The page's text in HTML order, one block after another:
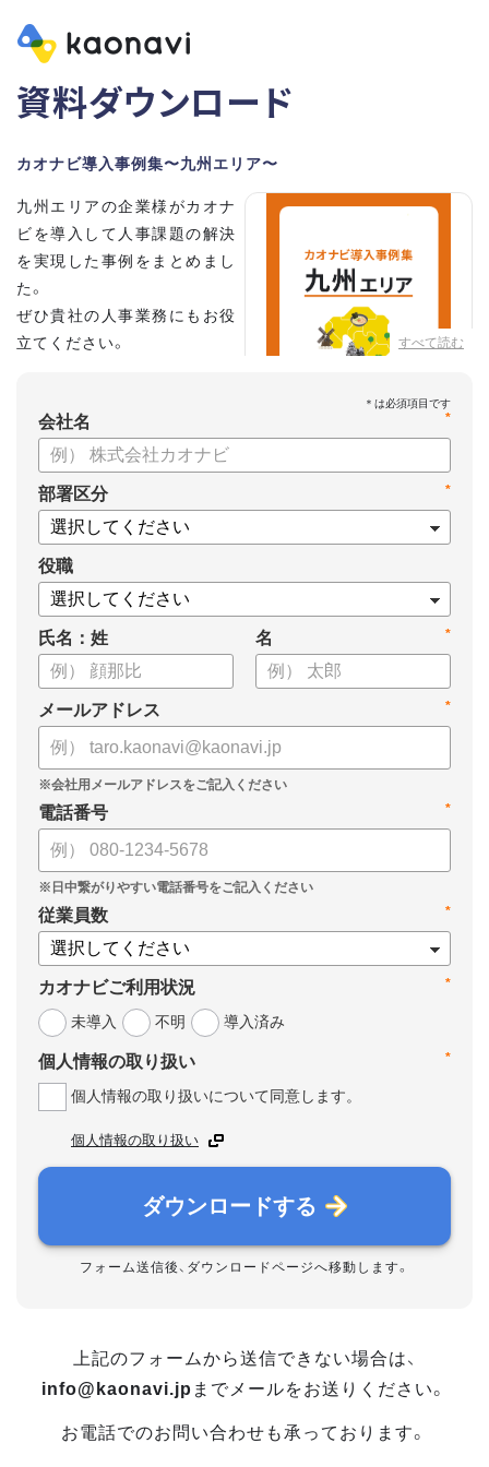
資料ダウンロード
カオナビ導入事例集〜九州エリア〜
すべて読む
九州エリアの企業様がカオナ
ビを導入して人事課題の解決
を実現した事例をまとめまし
た。
ぜひ貴社の人事業務にもお役
立てください。
*
会社名
*
部署区分
役職
氏名：姓 *
名
*
メールアドレス
*
電話番号
*
従業員数
*
カオナビご利用状況
未導入
不明 導入済み
*
個人情報の取り扱い
個人情報の取り扱いについて同意します。
個人情報の取り扱い
ダウンロードする
フォーム送信後、ダウンロードページへ移動します。
上記のフォームから送信できない場合は、
info@kaonavi.jp までメールをお送りください。
お電話でのお問い合わせも承っております。